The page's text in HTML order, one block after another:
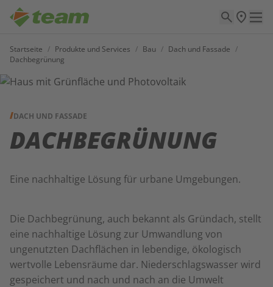
Startseite / Produkte und Services / Bau / Dach und Fassade /
Dachbegrünung
DACH UND FASSADE
DACHBEGRÜNUNG
Eine nachhaltige Lösung für urbane Umgebungen.
Die Dachbegrünung, auch bekannt als Gründach, stellt
eine nachhaltige Lösung zur Umwandlung von
ungenutzten Dachflächen in lebendige, ökologisch
wertvolle Lebensräume dar. Niederschlagswasser wird
gespeichert und nach und nach an die Umwelt